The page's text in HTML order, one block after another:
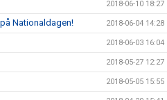
2018-06-10 18:27
Nationaldagen! 2018-06-04 14:28
2018-06-03 16:04
2018-05-27 12:27
2018-05-05 15:55